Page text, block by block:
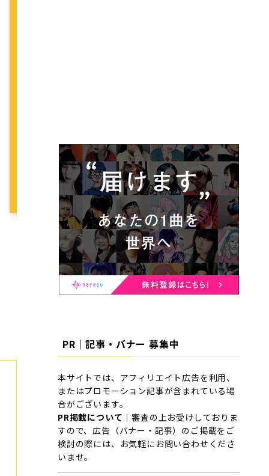
PR｜記事・バナー 募集中
本サイトでは、アフィリエイト広告を利用、
またはプロモーション記事が含まれている場
合がございます。
PR掲載について ｜審査の上お受けしておりま
すので、広告（バナー・記事）のご掲載をご
検討の際には、お気軽にお問い合わせくださ
いませ。